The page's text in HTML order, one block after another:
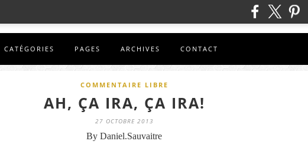
CATÉGORIES PAGES ARCHIVES CONTACT
COMMENTAIRE LIBRE
AH, ÇA IRA, ÇA IRA!
27 OCTOBRE 2013
By Daniel.Sauvaitre